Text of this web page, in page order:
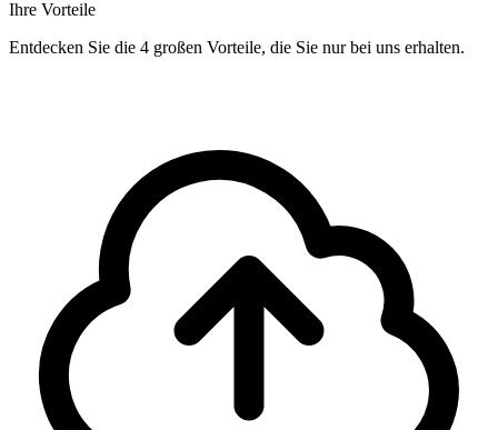
Ihre Vorteile
Entdecken Sie die 4 großen Vorteile, die Sie nur bei uns erhalten.